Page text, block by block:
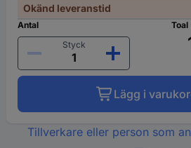
Okänd leveranstid
Antal
Styck
Lägg i
Tillverkare eller person som